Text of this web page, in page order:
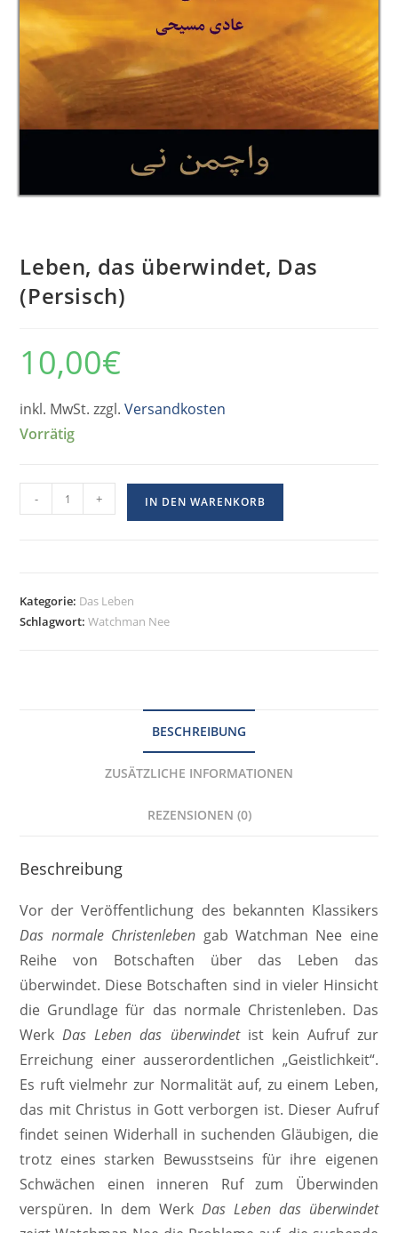
Leben, das überwindet, Das
(Persisch)
10,00€
inkl. MwSt. zzgl.Versandkosten
Vorrätig
- + IN DEN WARENKORB
Kategorie: Das Leben
Schlagwort:Watchman Nee
BESCHREIBUNG
ZUSÄTZLICHE INFORMATIONEN
REZENSIONEN (0)
Beschreibung
Vor der Veröffentlichung des bekannten Klassikers
Das normale Christenleben gab Watchman Nee eine
Reihe von Botschaften über das Leben das
überwindet. Diese Botschaften sind in vieler Hinsicht
die Grundlage für das normale Christenleben. Das
WerkDas Leben das überwindetist kein Aufruf zur
Erreichung einer ausserordentlichen „Geistlichkeit“.
Es ruft vielmehr zur Normalität auf, zu einem Leben,
das mit Christus in Gott verborgen ist. Dieser Aufruf
findet seinen Widerhall in suchenden Gläubigen, die
trotz eines starken Bewusstseins für ihre eigenen
Schwächen einen inneren Ruf zum Überwinden
verspüren. In dem Werk Das Leben das überwindet